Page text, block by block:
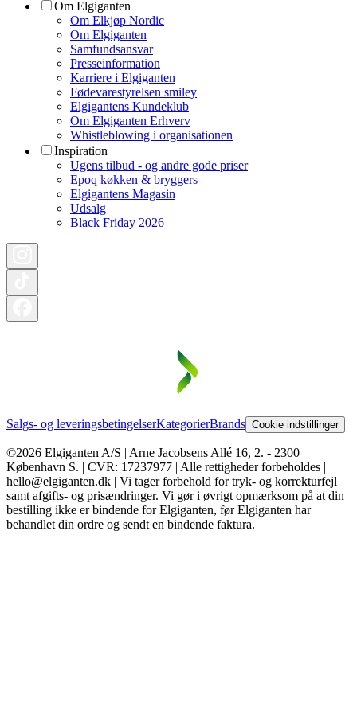
Om Elgiganten
Om Elkjøp Nordic
Om Elgiganten
Samfundsansvar
Presseinformation
Karriere i Elgiganten
Fødevarestyrelsen smiley
Elgigantens Kundeklub
Om Elgiganten Erhverv
Whistleblowing i organisationen
Inspiration
Ugens tilbud - og andre gode priser
Epoq køkken & bryggers
Elgigantens Magasin
Udsalg
Black Friday 2026
Salgs- og leveringsbetingelserKategorierBrands Cookie indstillinger
©2026 Elgiganten A/S | Arne Jacobsens Allé 16, 2. - 2300
København S. | CVR: 17237977 | Alle rettigheder forbeholdes |
hello@elgiganten.dk | Vi tager forbehold for tryk- og korrekturfejl
samt afgifts- og prisændringer. Vi gør i øvrigt opmærksom på at din
bestilling ikke er bindende for Elgiganten, før Elgiganten har
behandlet din ordre og sendt en bindende faktura.